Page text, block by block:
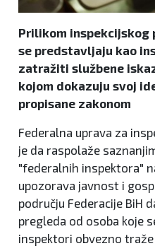
Prilikom inspekcijskog
se predstavljaju kao
zatražiti službene
kojom dokazuju svoj
propisane zakonom
Federalna uprava za
je da raspolaže
"federalnih inspektora"
upozorava javnost i
području Federacije BiH
pregleda od osoba koje
inspektori obvezno